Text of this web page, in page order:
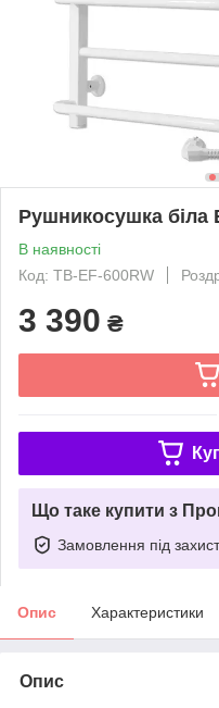
Рушникосушка біла
В наявності
Код: TB-EF-600RW
3 390 ₴
Що таке купити з
Замовлення під
Опис Характеристики
Опис